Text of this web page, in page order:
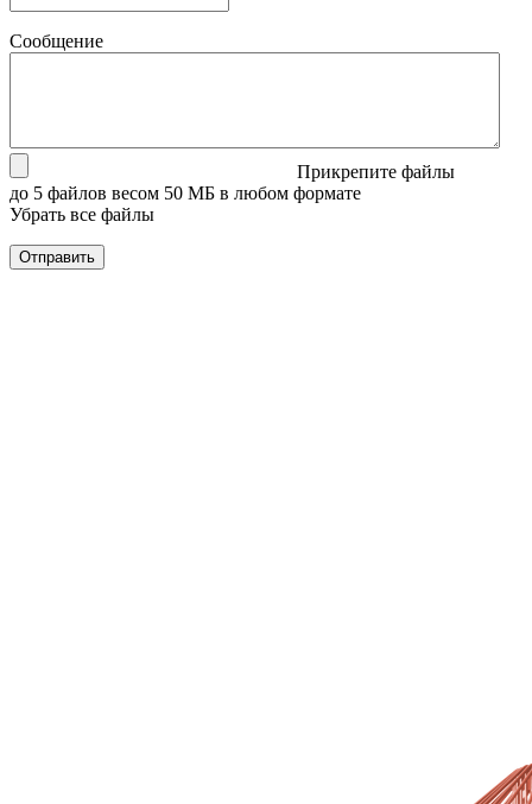
Сообщение
Прикрепите файлы
до 5 файлов весом 50 МБ в любом формате
Убрать все файлы
Отправить